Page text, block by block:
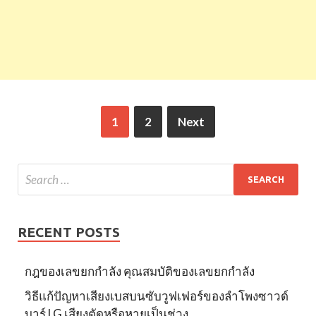
1 2 Next
RECENT POSTS
กฎของเลขยกกำลัง คุณสมบัติของเลขยกกำลัง
วิธีแก้ปัญหาเสียงเบสบนซับวูฟเฟอร์ของลำโพงซาวด์